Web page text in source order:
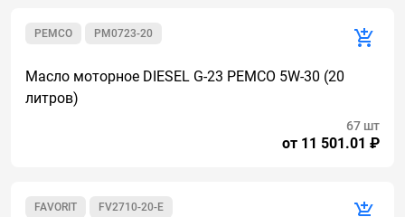
PM0723-20
PEMCO
Масло моторное DIESEL G-23 PEMCO 5W-30 (20
литров)
от 11 501.01 ₽
67 шт
FV2710-20-E
FAVORIT